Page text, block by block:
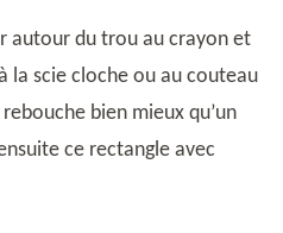
autour du trou au crayon et
la scie cloche ou au couteau
bien mieux qu’un
ce rectangle avec